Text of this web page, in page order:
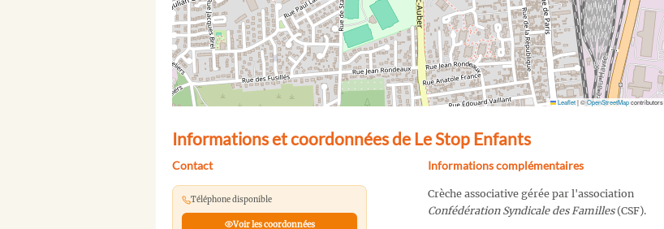
Leaflet|©OpenStreetMapcontributors
Informations et coordonnées de Le Stop Enfants
Contact
Téléphone disponible
Voir les coordonnées
Informations complémentaires
Crèche associative gérée par l'association
Confédération Syndicale des Familles (CSF).